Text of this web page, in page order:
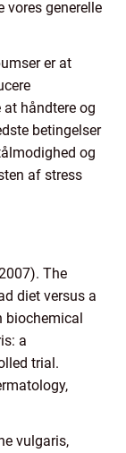
vores generelle
er at
håndtere og
betingelser
og
af stress
The
diet versus a
a
trial.
vulgaris,